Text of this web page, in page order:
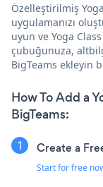
Özelleştirilmiş
uygulamanızı
uyun ve Yoga
çubuğunuza,
BigTeams ekleyin
How To Add a
BigTeams:
Create a
Start for free